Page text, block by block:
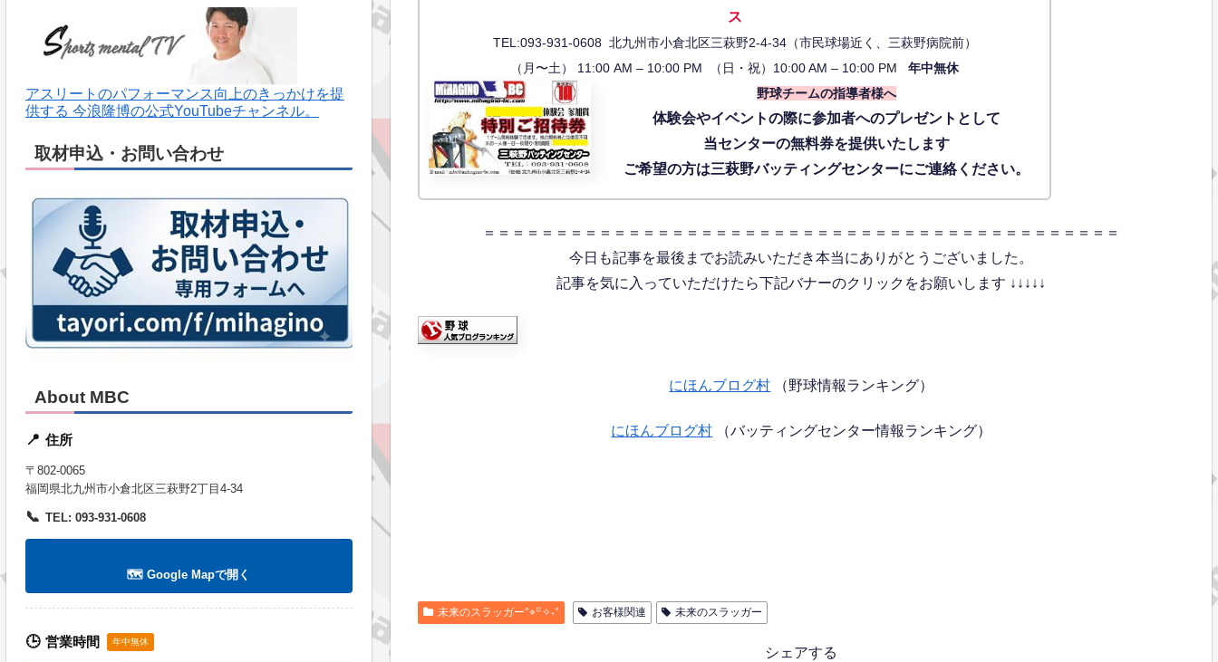
ス
TEL:093-931-0608 北九州市小倉北区三萩野2-4-34（市民球場近く、三萩野病院前）
（月〜土） 11:00 AM – 10:00 PM （日・祝）10:00 AM – 10:00 PM年中無休
野球チームの指導者様へ
体験会やイベントの際に参加者へのプレゼントとして
当センターの無料券を提供いたします
ご希望の方は三萩野バッティングセンターにご連絡ください。
＝＝＝＝＝＝＝＝＝＝＝＝＝＝＝＝＝＝＝＝＝＝＝＝＝＝＝＝＝＝＝＝＝＝＝＝＝＝＝＝＝＝＝＝
今日も記事を最後までお読みいただき本当にありがとうございました。
記事を気に入っていただけたら下記バナーのクリックをお願いします ↓↓↓↓↓
にほんブログ村 （野球情報ランキング）
にほんブログ村 （バッティングセンター情報ランキング）
未来のスラッガー°⌖꙳✧˖° お客様関連 未来のスラッガー
シェアする
アスリートのパフォーマンス向上のきっかけを提
供する 今浪隆博の公式YouTubeチャンネル。
取材申込・お問い合わせ
About MBC
📍 住所
〒802-0065
福岡県北九州市小倉北区三萩野2丁目4-34
📞 TEL: 093-931-0608
🗺️ Google Mapで開く
🕒 営業時間 年中無休